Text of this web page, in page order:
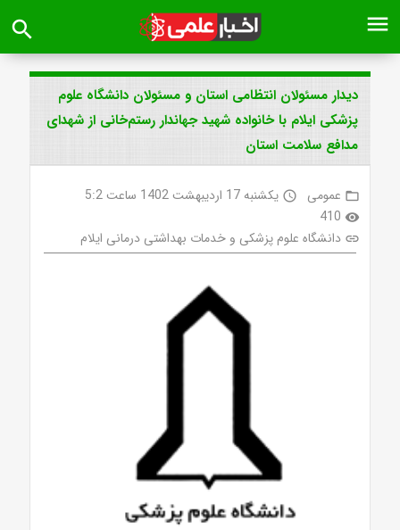
menu
search
دیدار مسئولان انتظامی استان و مسئولان دانشگاه علوم
پزشکی ایلام با خانواده شهید جهاندار رستم‌خانی از شهدای
مدافع سلامت استان
folder_open عمومی access_time یکشنبه 17 اردیبهشت 1402 ساعت 5:2
visibility
410
link دانشگاه علوم پزشکی و خدمات بهداشتی درمانی ایلام